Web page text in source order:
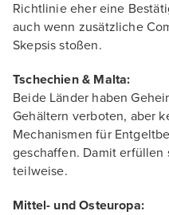
Richtlinie eher eine
auch wenn zusätzliche
Skepsis stoßen.
Tschechien & Malta:
Beide Länder haben
Gehältern verboten, aber
Mechanismen für
geschaffen. Damit erfüllen
teilweise.
Mittel- und Osteuropa: